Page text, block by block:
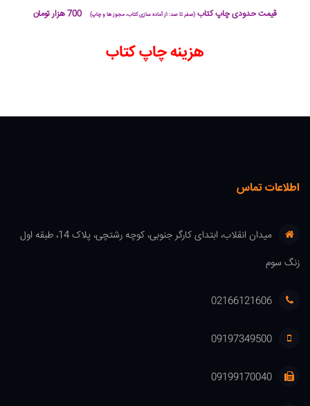
قیمت حدودی چاپ کتاب (صفر تا صد: از آماده سازی کتاب، مجوز ها و چاپ)
هزینه چاپ کتاب
اطلاعات تماس
میدان انقلاب، ابتدای کارگر جنوبی، کوچه رشتچی، پلاک 14، طبقه اول
زنگ سوم
02166121606
09197349500
09199170040